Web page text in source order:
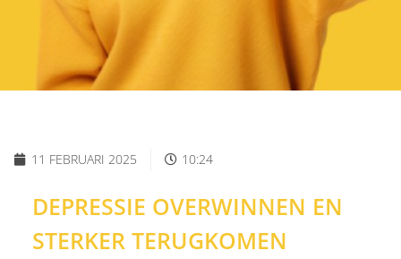
11 FEBRUARI 2025 10:24
DEPRESSIE OVERWINNEN EN
STERKER TERUGKOMEN